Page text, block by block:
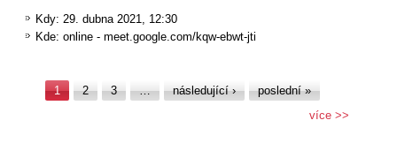
Kdy: 29. dubna 2021, 12:30
Kde: online - meet.google.com/kqw-ebwt-jti
Stránky
1 2 3 … následující ›
poslední »
více >>